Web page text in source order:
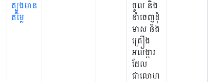
ត្បូងមាន
តម្លៃ
ចូល និង
នាំចេញដុំ
មាស និង
គ្រឿង
អលង្ការ
ដែល
ជាលោហ